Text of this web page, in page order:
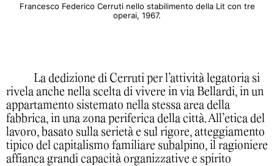
Francesco Federico Cerruti nello stabilimento della Lit con tre
operai, 1967.
La dedizione di Cerruti per l’attività legatoria si
rivela anche nella scelta di vivere in via Bellardi, in un
appartamento sistemato nella stessa area della
fabbrica, in una zona periferica della città. All’etica del
lavoro, basato sulla serietà e sul rigore, atteggiamento
tipico del capitalismo familiare subalpino, il ragioniere
affianca grandi capacità organizzative e spirito